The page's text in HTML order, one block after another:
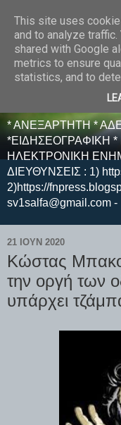
E F E N
* ΑΝΕΞΑΡΤΗΤΗ *
*ΕΙΔΗΣΕΟΓΡΑΦΙΚΗ
ΗΛΕΚΤΡΟΝΙΚΗ
ΔΙΕΥΘΥΝΣΕΙΣ : 1)
2)https://
sv1salfa@gmail.com -
21 ΙΟΥΝ 2020
Κώστας
την οργή των
υπάρχει
This site uses
and to analyze
shared with Google
metrics to ensure
statistics, and to